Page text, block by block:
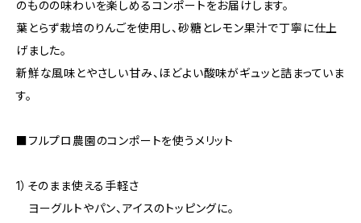
のものの味わいを楽しめるコンポートをお届けします。
葉とらず栽培のりんごを使用し、砂糖とレモン果汁で丁寧に仕上
げました。
新鮮な風味とやさしい甘み、ほどよい酸味がギュッと詰まっていま
す。
■フルプロ農園のコンポートを使うメリット
1）そのまま使える手軽さ
ヨーグルトやパン、アイスのトッピングに。